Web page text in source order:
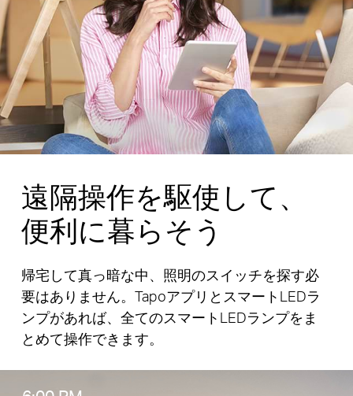
遠隔操作を駆使して、
便利に暮らそう
帰宅して真っ暗な中、照明のスイッチを探す必
要はありません。TapoアプリとスマートLEDラ
ンプがあれば、全てのスマートLEDランプをま
とめて操作できます。